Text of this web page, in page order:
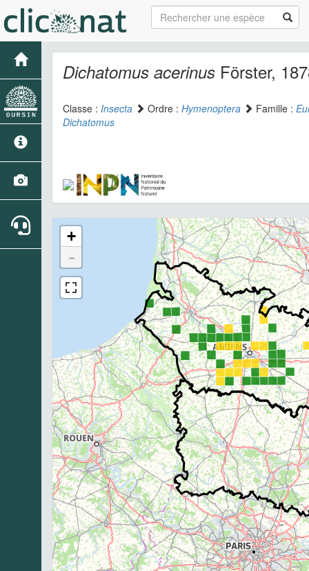
Dichatomus acerinus Förster,
Classe : Insecta Ordre : Hymenoptera Famille :
Dichatomus
+
-